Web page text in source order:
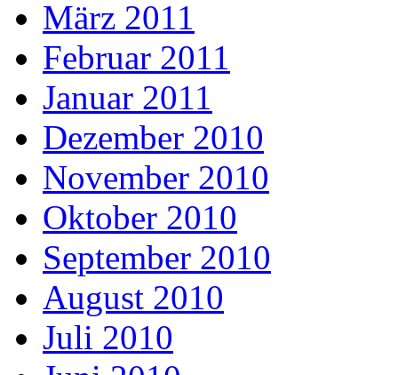
März 2011
Februar 2011
Januar 2011
Dezember 2010
November 2010
Oktober 2010
September 2010
August 2010
Juli 2010